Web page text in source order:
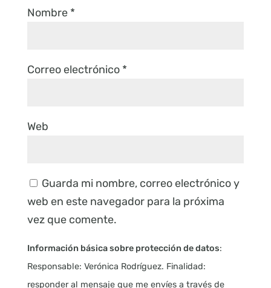
Nombre *
Correo electrónico *
Web
Guarda mi nombre, correo electrónico y
web en este navegador para la próxima
vez que comente.
Información básica sobre protección de datos:
Responsable: Verónica Rodríguez. Finalidad:
responder al mensaje que me envíes a través de